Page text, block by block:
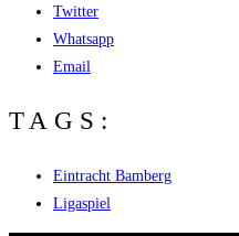
Twitter
Whatsapp
Email
TAGS:
Eintracht Bamberg
Ligaspiel